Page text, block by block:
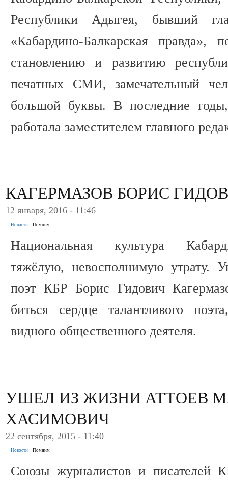
Республики Адыгея, бывший
«Кабардино-Балкарская правда»,
становлению и развитию
печатных СМИ, замечательный
большой буквы. В последние
работала заместителем главного
КАГЕРМАЗОВ БОРИС
12 января, 2016 - 11:46
Новости Помним
Национальная культура
тяжёлую, невосполнимую утрату.
поэт КБР Борис Гидович
биться сердце талантливого
видного общественного деятеля.
УШЕЛ ИЗ ЖИЗНИ АТТОЕВ
ХАСИМОВИЧ
22 сентября, 2015 - 11:40
Новости Помним
Союзы журналистов и писателей